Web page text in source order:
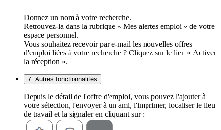
Donnez un nom à votre recherche.
Retrouvez-la dans la rubrique « Mes alertes emploi » de votre
espace personnel.
Vous souhaitez recevoir par e-mail les nouvelles offres
d'emploi liées à votre recherche ? Cliquez sur le lien « Activer
la réception ».
7. Autres fonctionnalités
Depuis le détail de l'offre d'emploi, vous pouvez l'ajouter à
votre sélection, l'envoyer à un ami, l'imprimer, localiser le lieu
de travail et la signaler en cliquant sur :